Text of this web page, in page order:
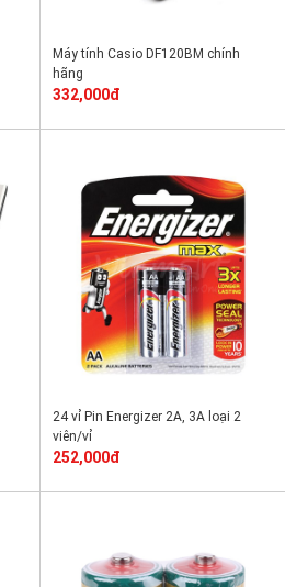
Máy tính Casio DF120BM chính
hãng
332,000đ
24 vỉ Pin Energizer 2A, 3A loại 2
viên/vỉ
252,000đ